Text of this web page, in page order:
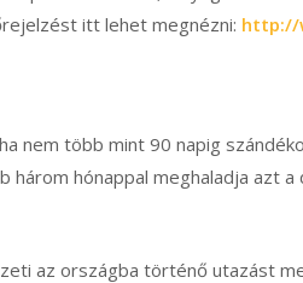
itt lehet megnézni: http://
nem több mint 90 napig
hónappal meghaladja azt a
az országba történő utazást